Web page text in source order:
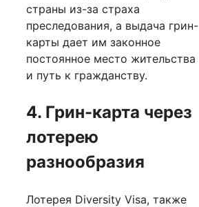
страны из-за страха
преследования, а выдача грин-
карты дает им законное
постоянное место жительства
и путь к гражданству.
4. Грин-карта через
лотерею
разнообразия
Лотерея Diversity Visa, также